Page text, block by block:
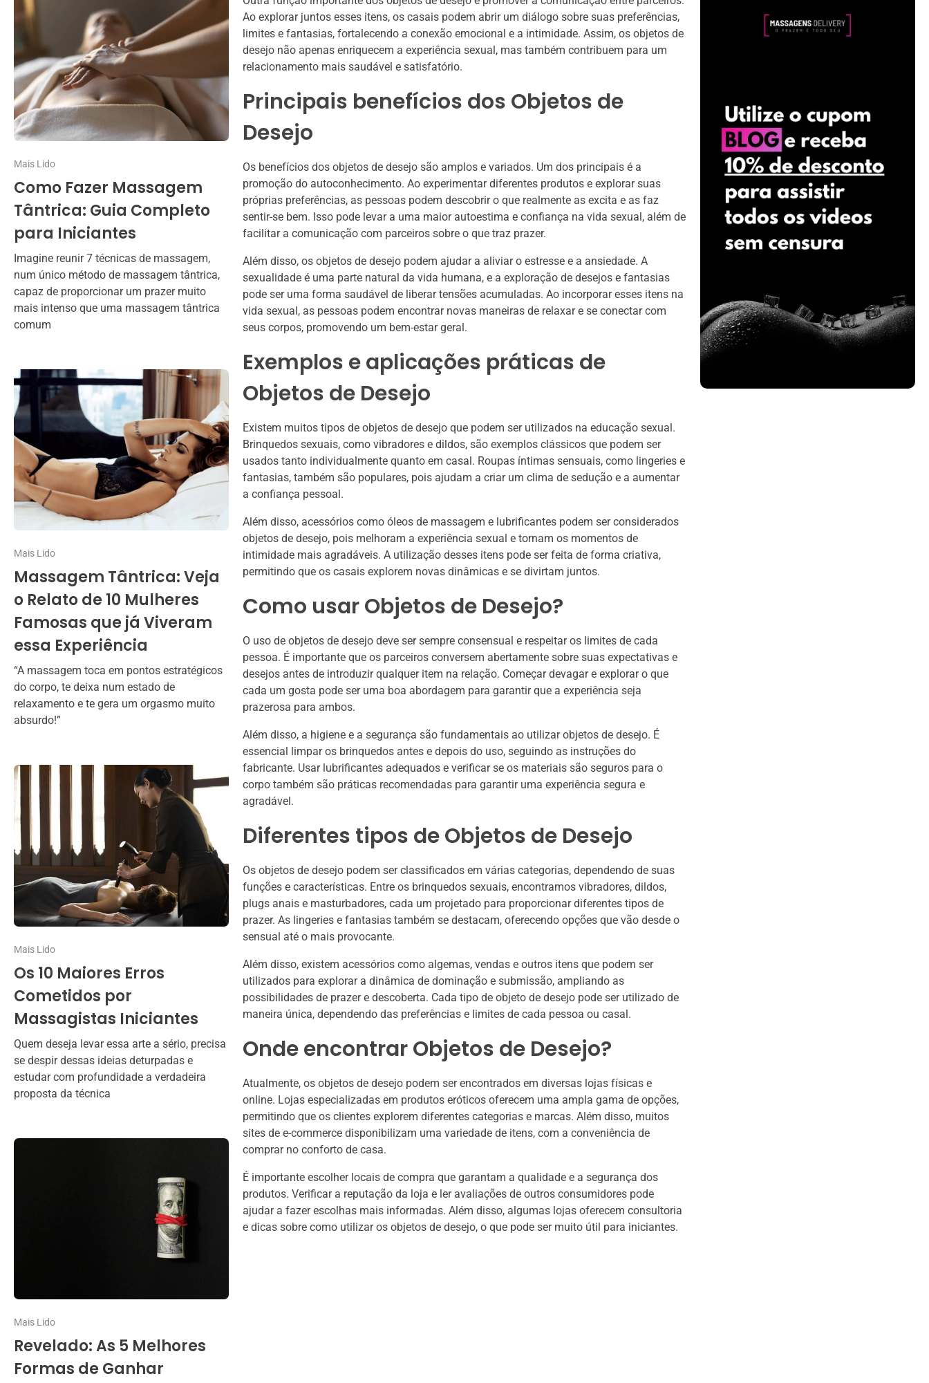
Mais Lido
Como Fazer Massagem
Tântrica: Guia Completo
para Iniciantes
Imagine reunir 7 técnicas de massagem,
num único método de massagem tântrica,
capaz de proporcionar um prazer muito
mais intenso que uma massagem tântrica
comum
Mais Lido
Massagem Tântrica: Veja
o Relato de 10 Mulheres
Famosas que já Viveram
essa Experiência
“A massagem toca em pontos estratégicos
do corpo, te deixa num estado de
relaxamento e te gera um orgasmo muito
absurdo!”
Mais Lido
Os 10 Maiores Erros
Cometidos por
Massagistas Iniciantes
Quem deseja levar essa arte a sério, precisa
se despir dessas ideias deturpadas e
estudar com profundidade a verdadeira
proposta da técnica
Mais Lido
Revelado: As 5 Melhores
Formas de Ganhar
Ao explorar juntos esses itens, os casais podem abrir um diálogo sobre suas preferências,
limites e fantasias, fortalecendo a conexão emocional e a intimidade. Assim, os objetos de
desejo não apenas enriquecem a experiência sexual, mas também contribuem para um
relacionamento mais saudável e satisfatório.
Principais benefícios dos Objetos de
Desejo
Os benefícios dos objetos de desejo são amplos e variados. Um dos principais é a
promoção do autoconhecimento. Ao experimentar diferentes produtos e explorar suas
próprias preferências, as pessoas podem descobrir o que realmente as excita e as faz
sentir-se bem. Isso pode levar a uma maior autoestima e confiança na vida sexual, além de
facilitar a comunicação com parceiros sobre o que traz prazer.
Além disso, os objetos de desejo podem ajudar a aliviar o estresse e a ansiedade. A
sexualidade é uma parte natural da vida humana, e a exploração de desejos e fantasias
pode ser uma forma saudável de liberar tensões acumuladas. Ao incorporar esses itens na
vida sexual, as pessoas podem encontrar novas maneiras de relaxar e se conectar com
seus corpos, promovendo um bem-estar geral.
Exemplos e aplicações práticas de
Objetos de Desejo
Existem muitos tipos de objetos de desejo que podem ser utilizados na educação sexual.
Brinquedos sexuais, como vibradores e dildos, são exemplos clássicos que podem ser
usados tanto individualmente quanto em casal. Roupas íntimas sensuais, como lingeries e
fantasias, também são populares, pois ajudam a criar um clima de sedução e a aumentar
a confiança pessoal.
Além disso, acessórios como óleos de massagem e lubrificantes podem ser considerados
objetos de desejo, pois melhoram a experiência sexual e tornam os momentos de
intimidade mais agradáveis. A utilização desses itens pode ser feita de forma criativa,
permitindo que os casais explorem novas dinâmicas e se divirtam juntos.
Como usar Objetos de Desejo?
O uso de objetos de desejo deve ser sempre consensual e respeitar os limites de cada
pessoa. É importante que os parceiros conversem abertamente sobre suas expectativas e
desejos antes de introduzir qualquer item na relação. Começar devagar e explorar o que
cada um gosta pode ser uma boa abordagem para garantir que a experiência seja
prazerosa para ambos.
Além disso, a higiene e a segurança são fundamentais ao utilizar objetos de desejo. É
essencial limpar os brinquedos antes e depois do uso, seguindo as instruções do
fabricante. Usar lubrificantes adequados e verificar se os materiais são seguros para o
corpo também são práticas recomendadas para garantir uma experiência segura e
agradável.
Diferentes tipos de Objetos de Desejo
Os objetos de desejo podem ser classificados em várias categorias, dependendo de suas
funções e características. Entre os brinquedos sexuais, encontramos vibradores, dildos,
plugs anais e masturbadores, cada um projetado para proporcionar diferentes tipos de
prazer. As lingeries e fantasias também se destacam, oferecendo opções que vão desde o
sensual até o mais provocante.
Além disso, existem acessórios como algemas, vendas e outros itens que podem ser
utilizados para explorar a dinâmica de dominação e submissão, ampliando as
possibilidades de prazer e descoberta. Cada tipo de objeto de desejo pode ser utilizado de
maneira única, dependendo das preferências e limites de cada pessoa ou casal.
Onde encontrar Objetos de Desejo?
Atualmente, os objetos de desejo podem ser encontrados em diversas lojas físicas e
online. Lojas especializadas em produtos eróticos oferecem uma ampla gama de opções,
permitindo que os clientes explorem diferentes categorias e marcas. Além disso, muitos
sites de e-commerce disponibilizam uma variedade de itens, com a conveniência de
comprar no conforto de casa.
É importante escolher locais de compra que garantam a qualidade e a segurança dos
produtos. Verificar a reputação da loja e ler avaliações de outros consumidores pode
ajudar a fazer escolhas mais informadas. Além disso, algumas lojas oferecem consultoria
e dicas sobre como utilizar os objetos de desejo, o que pode ser muito útil para iniciantes.